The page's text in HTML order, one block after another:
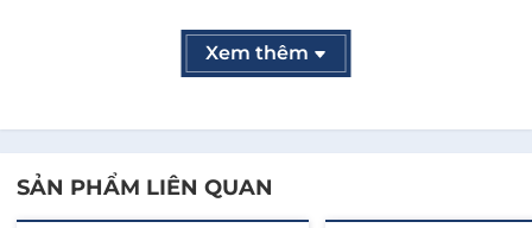
Oatmeal Hũ vàng Tài - Lộc
Xem thêm
SẢN PHẨM LIÊN QUAN